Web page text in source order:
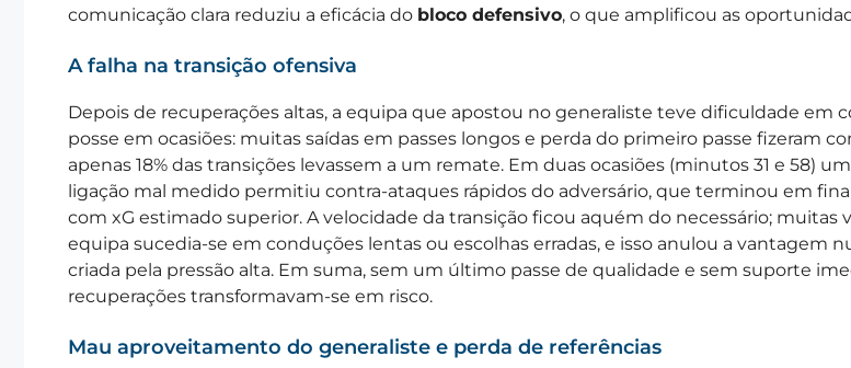
comunicação clara reduziu a eficácia do bloco defensivo, o que amplificou as
A falha na transição ofensiva
Depois de recuperações altas, a equipa que apostou no generaliste teve dificuldade em
posse em ocasiões: muitas saídas em passes longos e perda do primeiro passe fizeram
apenas 18% das transições levassem a um remate. Em duas ocasiões (minutos 31 e 58)
ligação mal medido permitiu contra-ataques rápidos do adversário, que terminou em
com xG estimado superior. A velocidade da transição ficou aquém do necessário; muitas
equipa sucedia-se em conduções lentas ou escolhas erradas, e isso anulou a vantagem
criada pela pressão alta. Em suma, sem um último passe de qualidade e sem suporte
recuperações transformavam-se em risco.
Mau aproveitamento do generaliste e perda de referências